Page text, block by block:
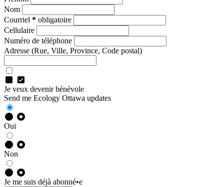
Nom
Courriel * obligatoire
Cellulaire
Numéro de téléphone
Adresse (Rue, Ville, Province, Code postal)
Je veux devenir bénévole
Send me Ecology Ottawa updates
Oui
Non
Je me suis déjà abonné•e